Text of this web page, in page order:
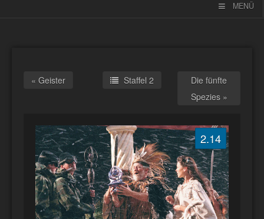
MENÜ
« Geister Staffel 2
Die fünfte
Spezies »
2.14